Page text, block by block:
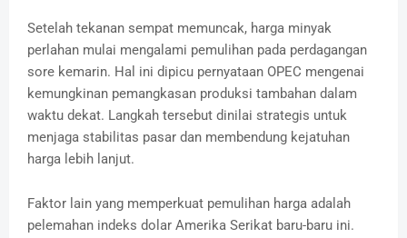
Setelah tekanan sempat memuncak, harga minyak
perlahan mulai mengalami pemulihan pada perdagangan
sore kemarin. Hal ini dipicu pernyataan OPEC mengenai
kemungkinan pemangkasan produksi tambahan dalam
waktu dekat. Langkah tersebut dinilai strategis untuk
menjaga stabilitas pasar dan membendung kejatuhan
harga lebih lanjut.
Faktor lain yang memperkuat pemulihan harga adalah
pelemahan indeks dolar Amerika Serikat baru-baru ini.